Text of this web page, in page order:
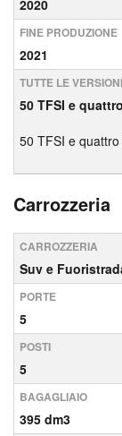
2020
FINE PRODUZIONE
2021
TUTTE LE
50 TFSI e
50 TFSI e
Carrozzeria
CARROZZERIA
Suv e
PORTE
5
POSTI
5
BAGAGLIAIO
395 dm3